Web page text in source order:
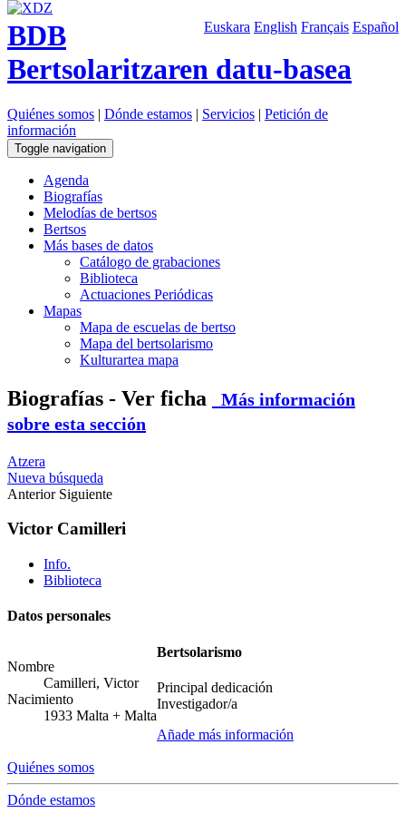
Euskara English Français Español
BDB
Bertsolaritzaren datu-basea
Quiénes somos | Dónde estamos | Servicios | Petición de
información
Toggle navigation
Agenda
Biografías
Melodías de bertsos
Bertsos
Más bases de datos
Catálogo de grabaciones
Biblioteca
Actuaciones Periódicas
Mapas
Mapa de escuelas de bertso
Mapa del bertsolarismo
Kulturartea mapa
Biografías - Ver ficha
Más información
sobre esta sección
Atzera
Nueva búsqueda
Anterior Siguiente
Victor Camilleri
Info.
Biblioteca
Datos personales
Nombre
Camilleri, Victor
Nacimiento
1933 Malta + Malta
Bertsolarismo
Principal dedicación
Investigador/a
Añade más información
Quiénes somos
Dónde estamos